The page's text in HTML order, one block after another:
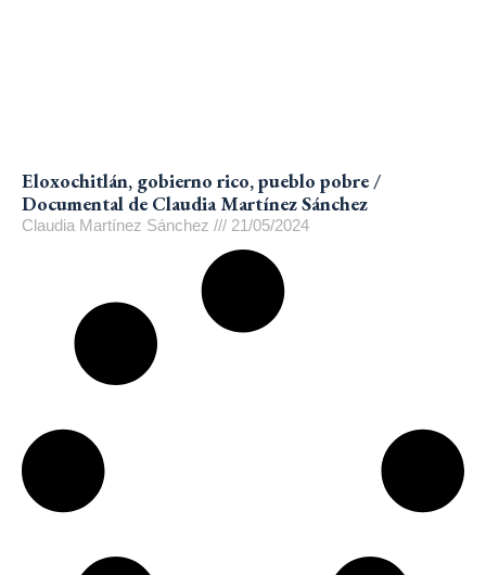
Eloxochitlán, gobierno rico, pueblo pobre /
Documental de Claudia Martínez Sánchez
Claudia Martínez Sánchez 21/05/2024